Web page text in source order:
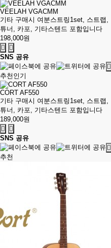
VEELAH VGACMM
기타 구매시 여분스트링1set, 스트랩,
튜너, 카포, 기타스텐드 포함입니다
198,000원
SNS 공유
추천 인기
CORT AF550
기타 구매시 여분스트링1set, 스트랩,
튜너, 카포, 기타스텐드 포함입니다
189,000원
SNS 공유
추천